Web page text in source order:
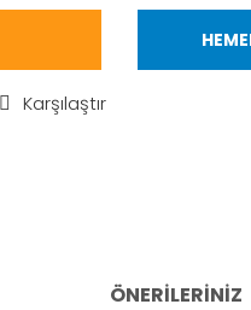
Karşılaştır
ÖNERILERINIZ